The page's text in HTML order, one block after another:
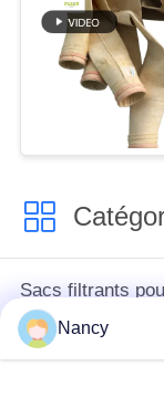
Sacs filtrants
collecteur de
poussière
Nancy